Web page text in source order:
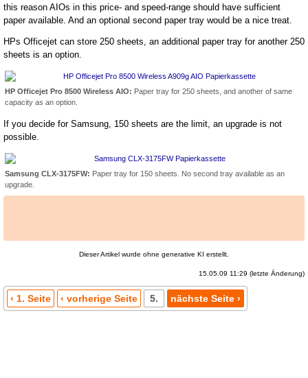
this reason AIOs in this price- and speed-range should have sufficient
paper available. And an optional second paper tray would be a nice treat.
HPs Officejet can store 250 sheets, an additional paper tray for another 250
sheets is an option.
HP Officejet Pro 8500 Wireless AIO: Paper tray for 250 sheets, and another of same
capacity as an option.
If you decide for Samsung, 150 sheets are the limit, an upgrade is not
possible.
Samsung CLX-3175FW: Paper tray for 150 sheets. No second tray available as an
upgrade.
Dieser Artikel wurde ohne generative KI erstellt.
15.05.09 11:29 (letzte Änderung)
‹ 1. Seite ‹ vorherige Seite 5. nächste Seite ›